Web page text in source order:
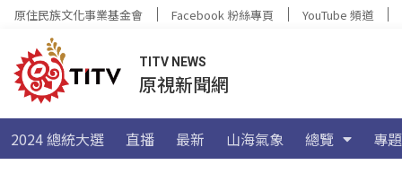
原住民族文化事業基金會 Facebook 粉絲專頁 YouTube 頻道
TITV NEWS
原視新聞網
2024 總統大選 直播 最新 山海氣象 總覽 專題